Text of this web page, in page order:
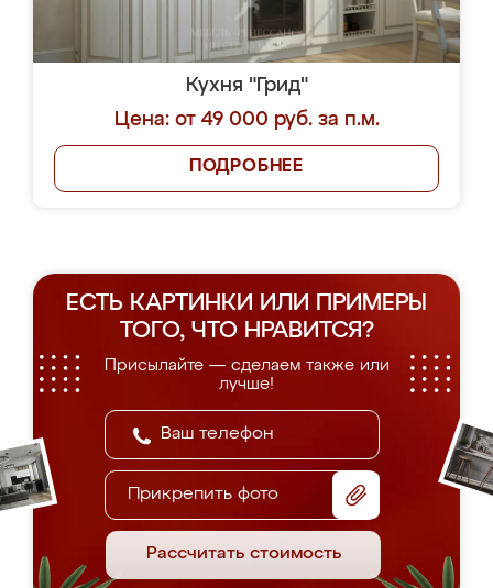
Кухня "Грид"
Цена: от 49 000 руб. за п.м.
ПОДРОБНЕЕ
ЕСТЬ КАРТИНКИ ИЛИ ПРИМЕРЫ
ТОГО, ЧТО НРАВИТСЯ?
Присылайте — сделаем также или
лучше!
Прикрепить фото
Рассчитать стоимость